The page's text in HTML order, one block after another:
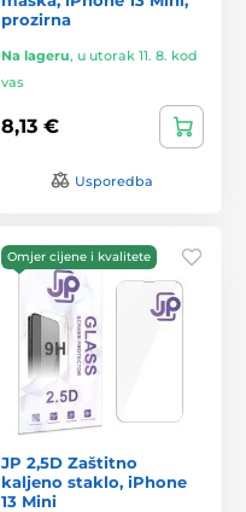
prozirna
Na lageru, u utorak 11. 8. kod
vas
8,13 €
Usporedba
Omjer cijene i kvalitete
JP 2,5D Zaštitno
kaljeno staklo, iPhone
13 Mini